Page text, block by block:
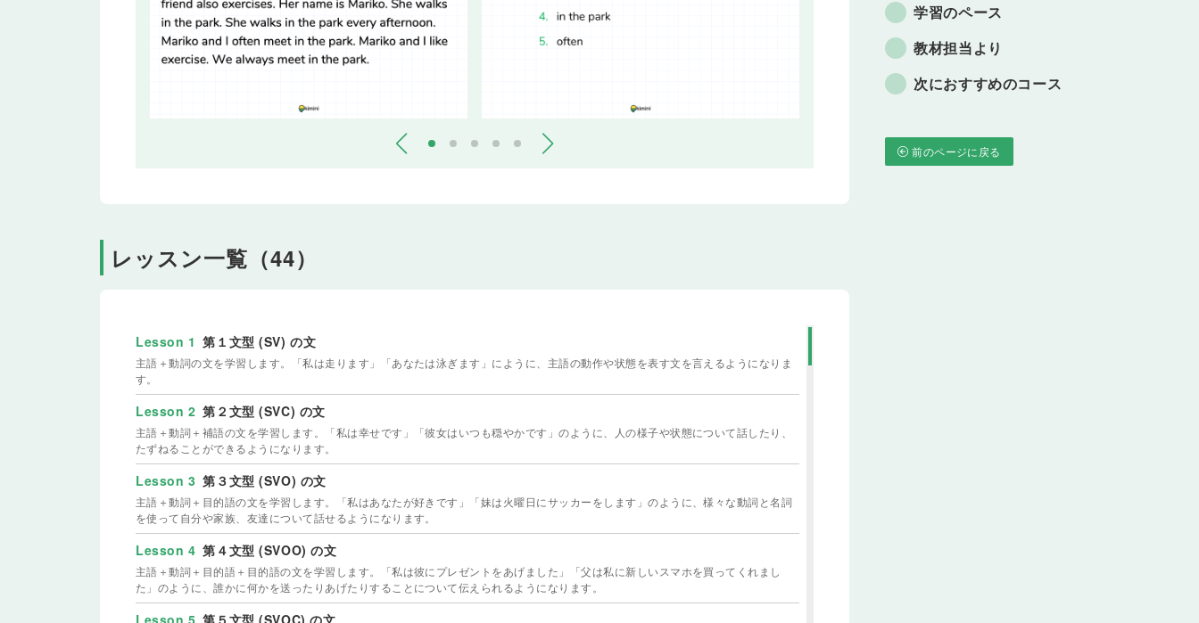
レッスン一覧（44）
Lesson 1 第１文型 (SV) の文
主語＋動詞の文を学習します。「私は走ります」「あなたは泳ぎます」にように、主語の動作や状態を表す文を言えるようになりま
す。
Lesson 2 第２文型 (SVC) の文
主語＋動詞＋補語の文を学習します。「私は幸せです」「彼女はいつも穏やかです」のように、人の様子や状態について話したり、
たずねることができるようになります。
Lesson 3 第３文型 (SVO) の文
主語＋動詞＋目的語の文を学習します。「私はあなたが好きです」「妹は火曜日にサッカーをします」のように、様々な動詞と名詞
を使って自分や家族、友達について話せるようになります。
Lesson 4 第４文型 (SVOO) の文
主語＋動詞＋目的語＋目的語の文を学習します。「私は彼にプレゼントをあげました」「父は私に新しいスマホを買ってくれまし
た」のように、誰かに何かを送ったりあげたりすることについて伝えられるようになります。
Lesson 5 第５文型 (SVOC) の文
学習のペース
教材担当より
次におすすめのコース
前のページに戻る